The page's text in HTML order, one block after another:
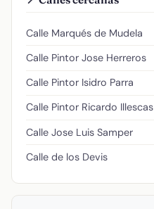
Calle Marqués de Mudela
Calle Pintor Jose Herreros
Calle Pintor Isidro Parra
Calle Pintor Ricardo Illescas
Calle Jose Luis Samper
Calle de los Devis